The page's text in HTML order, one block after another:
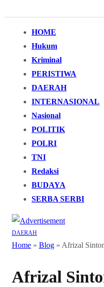
HOME
Hukum
Kriminal
PERISTIWA
DAERAH
INTERNASIONAL
Nasional
POLITIK
POLRI
TNI
Redaksi
BUDAYA
SERBA SERBI
DAERAH
Home » Blog » Afrizal
Afrizal